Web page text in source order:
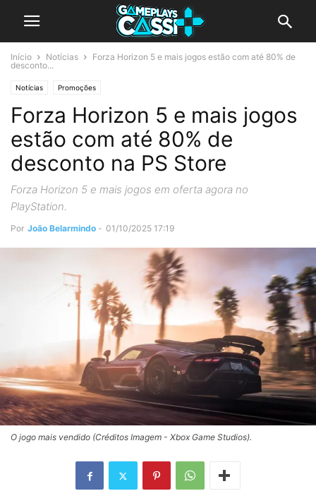
Início Notícias
Forza Horizon 5 e mais jogos estão com até 80% de
desconto...
Notícias Promoções
Forza Horizon 5 e mais jogos
estão com até 80% de
desconto na PS Store
Forza Horizon 5 e mais jogos em oferta agora no
PlayStation.
Por João Belarmindo - 01/10/2025 17:19
O jogo mais vendido (Créditos Imagem - Xbox Game Studios).